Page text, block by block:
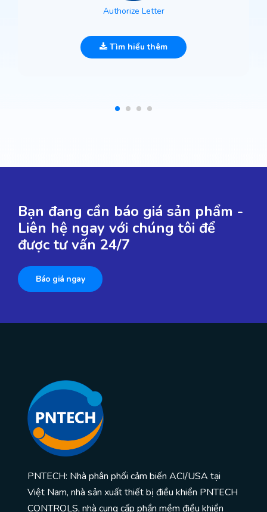
Authorize Letter
Tìm hiểu thêm
Bạn đang cần báo giá sản phẩm -
Liên hệ ngay với chúng tôi để
được tư vấn 24/7
Báo giá ngay
PNTECH: Nhà phân phối cảm biến ACI/USA tại
Việt Nam, nhà sản xuất thiết bị điều khiển PNTECH
CONTROLS, nhà cung cấp phần mềm điều khiển